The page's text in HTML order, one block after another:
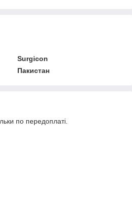
Surgicon
Пакистан
по передоплаті.